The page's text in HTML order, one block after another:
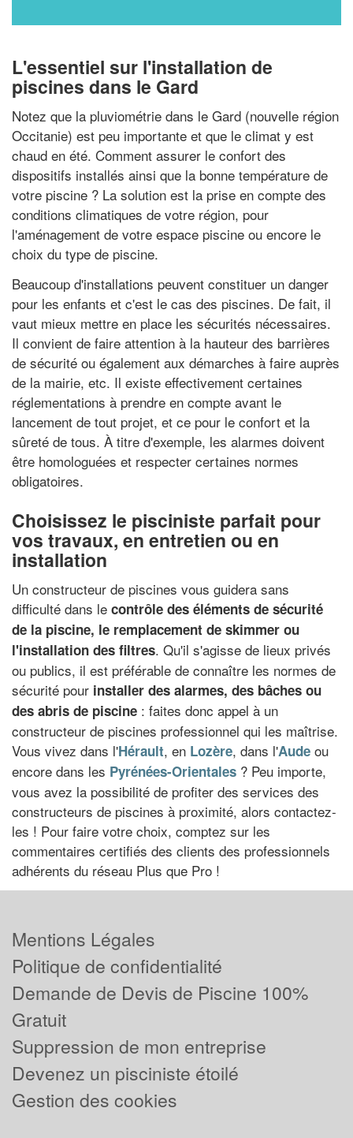
L'essentiel sur l'installation de
piscines dans le Gard
Notez que la pluviométrie dans le Gard (nouvelle région
Occitanie) est peu importante et que le climat y est
chaud en été. Comment assurer le confort des
dispositifs installés ainsi que la bonne température de
votre piscine ? La solution est la prise en compte des
conditions climatiques de votre région, pour
l'aménagement de votre espace piscine ou encore le
choix du type de piscine.
Beaucoup d'installations peuvent constituer un danger
pour les enfants et c'est le cas des piscines. De fait, il
vaut mieux mettre en place les sécurités nécessaires.
Il convient de faire attention à la hauteur des barrières
de sécurité ou également aux démarches à faire auprès
de la mairie, etc. Il existe effectivement certaines
réglementations à prendre en compte avant le
lancement de tout projet, et ce pour le confort et la
sûreté de tous. À titre d'exemple, les alarmes doivent
être homologuées et respecter certaines normes
obligatoires.
Choisissez le pisciniste parfait pour
vos travaux, en entretien ou en
installation
Un constructeur de piscines vous guidera sans
difficulté dans le contrôle des éléments de sécurité
de la piscine, le remplacement de skimmer ou
l'installation des filtres. Qu'il s'agisse de lieux privés
ou publics, il est préférable de connaître les normes de
sécurité pour installer des alarmes, des bâches ou
des abris de piscine : faites donc appel à un
constructeur de piscines professionnel qui les maîtrise.
Vous vivez dans l'Hérault, en Lozère, dans l'Aude ou
encore dans les Pyrénées-Orientales ? Peu importe,
vous avez la possibilité de profiter des services des
constructeurs de piscines à proximité, alors contactez-
les ! Pour faire votre choix, comptez sur les
commentaires certifiés des clients des professionnels
adhérents du réseau Plus que Pro !
Mentions Légales
Politique de confidentialité
Demande de Devis de Piscine 100%
Gratuit
Suppression de mon entreprise
Devenez un pisciniste étoilé
Gestion des cookies